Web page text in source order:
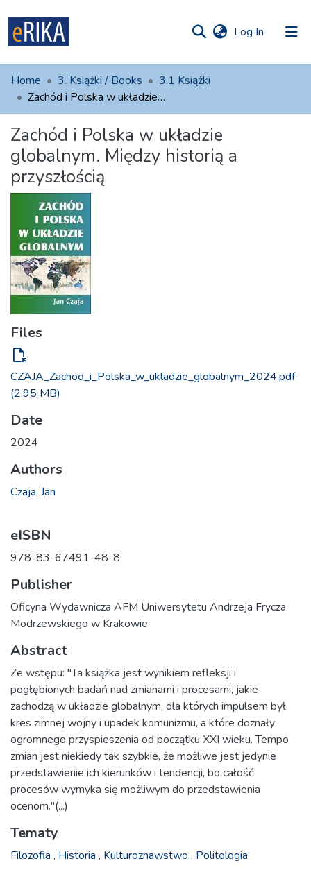
Log In (current)
UAFM
Information
For authors
Help
Contact
Home 3. Książki / Books
3.1 Książki
Zachód i Polska w układzie globalnym. Między historią a przyszłością
Zachód i Polska w układzie
globalnym. Między historią a
przyszłością
Files
file_open
CZAJA_Zachod_i_Polska_w_ukladzie_globalnym_2024.pdf
(2.95 MB)
Date
2024
Authors
Czaja, Jan
eISBN
978-83-67491-48-8
Publisher
Oficyna Wydawnicza AFM Uniwersytetu Andrzeja Frycza
Modrzewskiego w Krakowie
Abstract
Ze wstępu: "Ta książka jest wynikiem refleksji i
pogłębionych badań nad zmianami i procesami, jakie
zachodzą w układzie globalnym, dla których impulsem był
kres zimnej wojny i upadek komunizmu, a które doznały
ogromnego przyspieszenia od początku XXI wieku. Tempo
zmian jest niekiedy tak szybkie, że możliwe jest jedynie
przedstawienie ich kierunków i tendencji, bo całość
procesów wymyka się możliwym do przedstawienia
ocenom."(...)
Tematy
Filozofia , Historia , Kulturoznawstwo , Politologia